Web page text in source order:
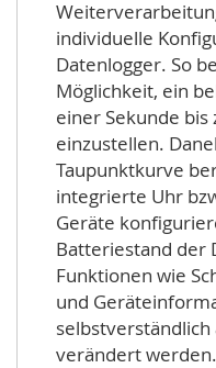
individuelle
Datenlogger. So
Möglichkeit, ein
einer Sekunde bis
einzustellen.
Taupunktkurve
integrierte Uhr
Geräte
Batteriestand der
Funktionen wie
und
verändert werden.